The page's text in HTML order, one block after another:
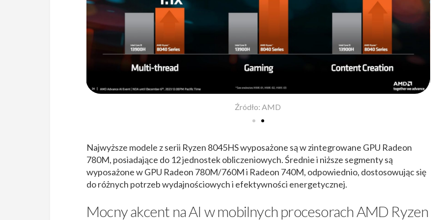
Najwyższe modele z serii Ryzen 8045HS wyposażone są w zintegrowane GPU Radeon
780M, posiadające do 12 jednostek obliczeniowych. Średnie i niższe segmenty są
wyposażone w GPU Radeon 780M/760M i Radeon 740M, odpowiednio, dostosowując się
do różnych potrzeb wydajnościowych i efektywności energetycznej.
Mocny akcent na AI w mobilnych procesorach AMD Ryzen